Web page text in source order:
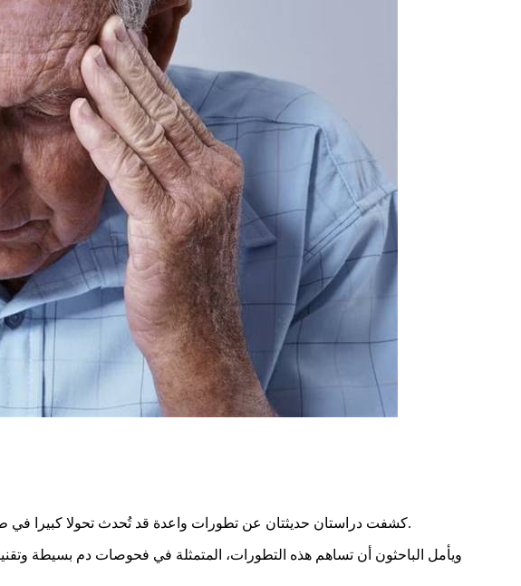
كشفت دراستان حديثتان عن تطورات واعدة قد تُحدث تحولا كبيرا في طرق الكشف المبكر عن ألزهايمر، إذ بات من الممكن رصد التغيرات المرتبطة بالمرض قبل ظهور أعراضه بسنوات طويلة.
ويأمل الباحثون أن تساهم هذه التطورات، المتمثلة في فحوصات دم بسيطة